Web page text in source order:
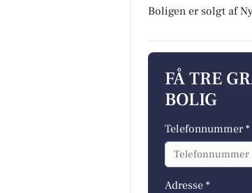
Boligen er solgt af
FÅ TRE
BOLIG
Telefonnummer *
Adresse *